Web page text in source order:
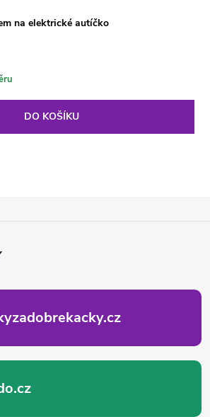
na elektrické autíčko
DO KOŠÍKU